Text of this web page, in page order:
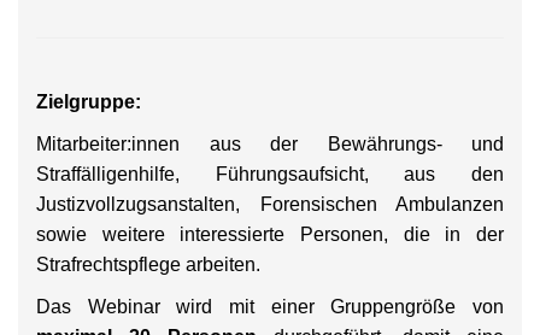
Zielgruppe:
Mitarbeiter:innen aus der Bewährungs- und
Straffälligenhilfe, Führungsaufsicht, aus den
Justizvollzugsanstalten, Forensischen Ambulanzen
sowie weitere interessierte Personen, die in der
Strafrechtspflege arbeiten.
Das Webinar wird mit einer Gruppengröße von